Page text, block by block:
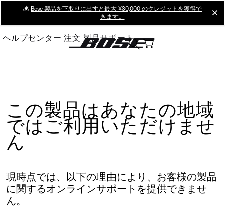
Main
💰 Bose 製品を下取りに出すと最大 ¥30,000 のクレジットを獲得で
きます。
ヘルプセンター 注文 製品サポート
この製品はあなたの地域
ではご利用いただけませ
ん
現時点では、以下の理由により、お客様の製品
に関するオンラインサポートを提供できませ
ん。